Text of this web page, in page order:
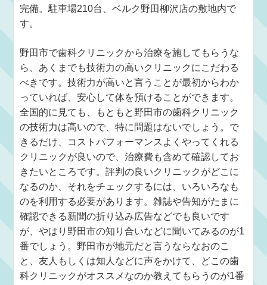
完備。駐車場210台、ベルク野田柳沢店の敷地内で
す。
野田市で歯科クリニックから治療を施してもらうな
ら、あくまでも技術力の高いクリニックにこだわる
べきです。技術力が高いと言うことが最初からわか
っていれば、安心して体を預けることができます。
全国的に見ても、もともと野田市の歯科クリニック
の技術力は高いので、特に問題はないでしょう。で
きるだけ、コストパフォーマンスよくやってくれる
クリニックが良いので、治療費も含めて確認してお
きたいところです。評判の良いクリニックがどこに
なるのか、それをチェックするには、いろいろなも
のを利用する必要があります。雑誌や告知がたまに
確認できる新聞の折り込み広告などでも良いです
が、やはり野田市の知り合いなどに聞いてみるのが1
番でしょう。野田市が地元だと言うならなおのこ
と、友人もしくは知人などに声をかけて、どこの歯
科クリニックがオススメなのか教えてもらうのが1番